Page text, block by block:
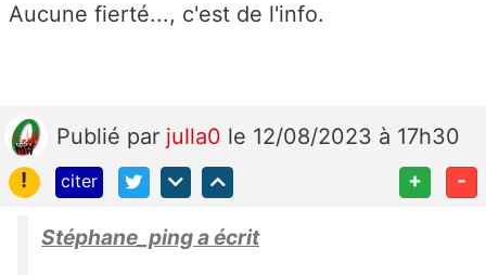
Aucune fierté..., c'est de l'info.
Publié par julla0 le 12/08/2023 à 17h30
!
citer + -
Stéphane_ping a écrit